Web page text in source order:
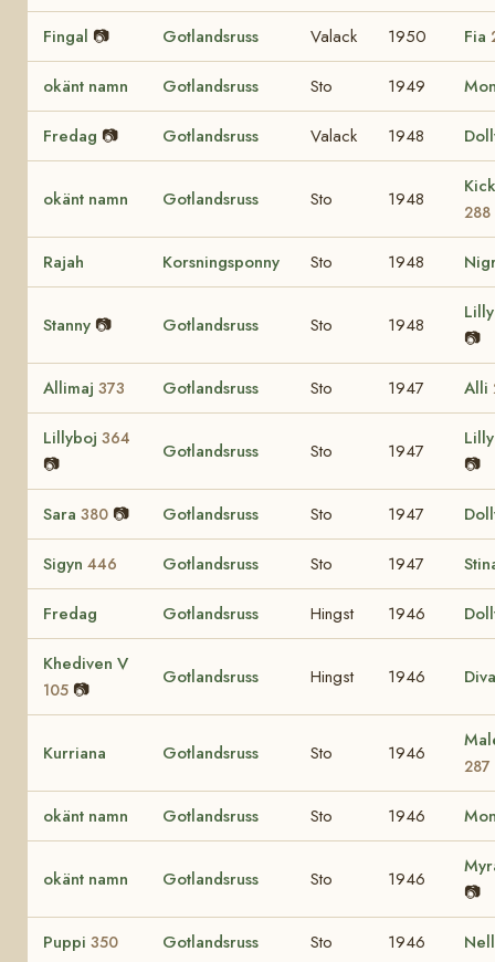
Fingal 📷 Gotlandsruss Valack 1950 Fia
okänt namn Gotlandsruss Sto 1949
Fredag 📷 Gotlandsruss Valack 1948
okänt namn Gotlandsruss Sto 1948
288
Rajah Korsningsponny Sto 1948
Stanny 📷 Gotlandsruss Sto 1948
📷
Allimaj 373 Gotlandsruss Sto 1947 Alli
Lillyboj 364
📷
Gotlandsruss Sto 1947
📷
Sara 380 📷 Gotlandsruss Sto 1947
Sigyn 446 Gotlandsruss Sto 1947
Fredag Gotlandsruss Hingst 1946
Khediven V
105 📷
Gotlandsruss Hingst 1946
Kurriana Gotlandsruss Sto 1946
287
okänt namn Gotlandsruss Sto 1946
okänt namn Gotlandsruss Sto 1946
📷
Puppi 350 Gotlandsruss Sto 1946